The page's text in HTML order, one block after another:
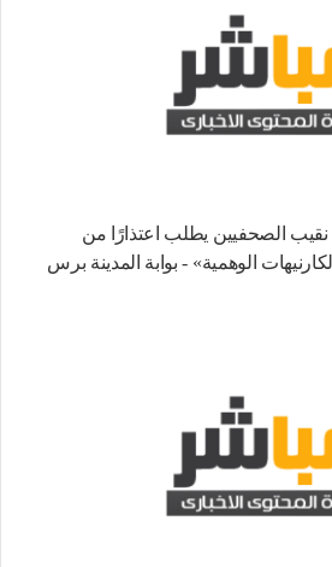
نقيب الصحفيين يطلب اعتذارًا من
الوهمية» - بوابة المدينة برس